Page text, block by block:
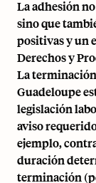
La adhesión
sino que
positivas y un
Derechos y
La
Guadeloupe
legislación
aviso
ejemplo,
duración
terminación